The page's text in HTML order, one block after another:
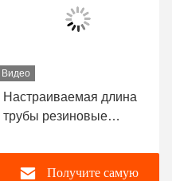
Видео
Настраиваемая длина
трубы резиновые
разработанные с
толщиной облицовки 3-8
Получите самую